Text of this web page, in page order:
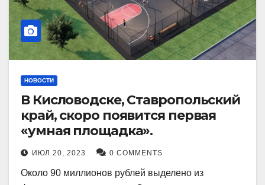
НОВОСТИ
В Кисловодске, Ставропольский
край, скоро появится первая
«умная площадка».
ИЮЛ 20, 2023 0 COMMENTS
Около 90 миллионов рублей выделено из